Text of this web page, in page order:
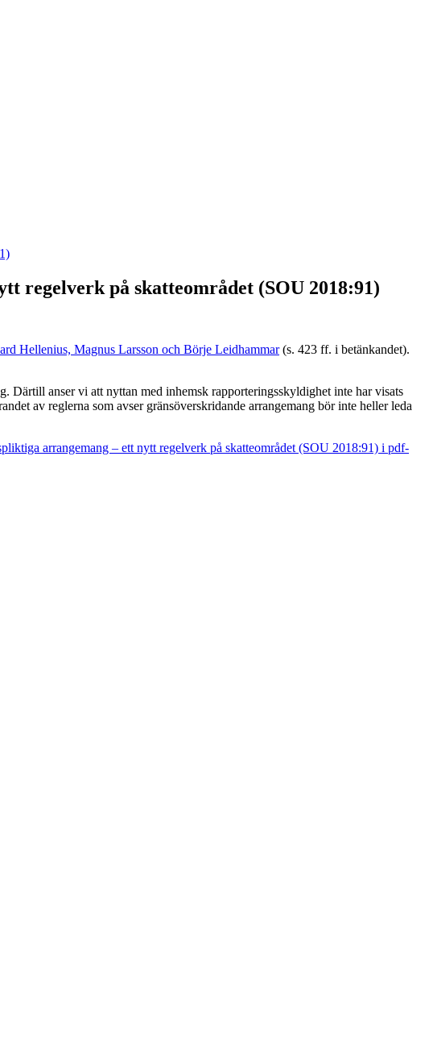
regelverk på skatteområdet (SOU 2018:91)
Hellenius, Magnus Larsson och Börje Leidhammar(s. 423 ff. i betänkandet).
Därtill anser vi att nyttan med inhemsk rapporteringsskyldighet inte har visats
av reglerna som avser gränsöverskridande arrangemang bör inte heller leda
arrangemang – ett nytt regelverk på skatteområdet (SOU 2018:91) i pdf-